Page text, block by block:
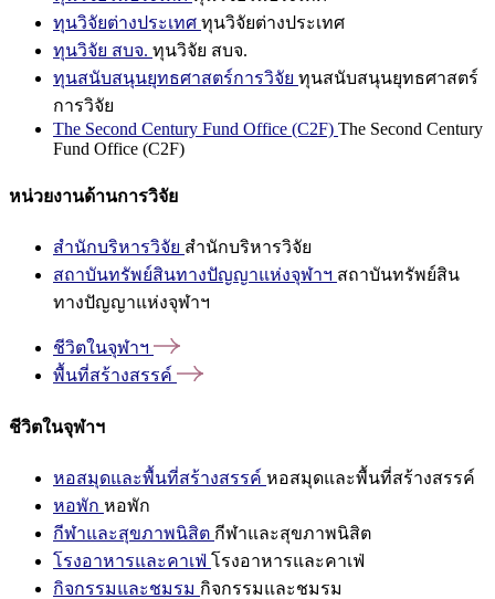
ทุนวิจัยต่างประเทศ ทุนวิจัยต่างประเทศ
ทุนวิจัย สบจ. ทุนวิจัย สบจ.
ทุนสนับสนุนยุทธศาสตร์การวิจัย ทุนสนับสนุนยุทธศาสตร์
การวิจัย
The Second Century Fund Office (C2F) The Second Century
Fund Office (C2F)
หน่วยงานด้านการวิจัย
สำนักบริหารวิจัย สำนักบริหารวิจัย
สถาบันทรัพย์สินทางปัญญาแห่งจุฬาฯ สถาบันทรัพย์สิน
ทางปัญญาแห่งจุฬาฯ
ชีวิตในจุฬาฯ
พื้นที่สร้างสรรค์
ชีวิตในจุฬาฯ
หอสมุดและพื้นที่สร้างสรรค์ หอสมุดและพื้นที่สร้างสรรค์
หอพัก หอพัก
กีฬาและสุขภาพนิสิต กีฬาและสุขภาพนิสิต
โรงอาหารและคาเฟ่ โรงอาหารและคาเฟ่
กิจกรรมและชมรม กิจกรรมและชมรม